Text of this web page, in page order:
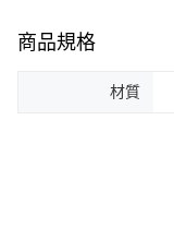
商品規格
材質